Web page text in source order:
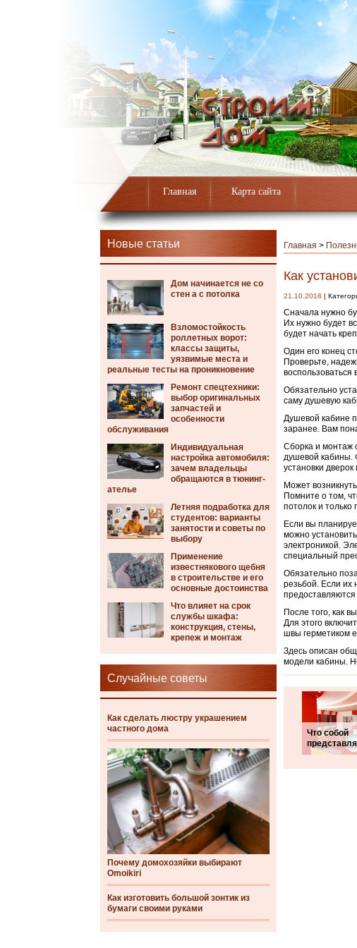
Главная Карта сайта
Новые статьи
Дом начинается не со
стен а с потолка
Взломостойкость
роллетных ворот:
классы защиты,
уязвимые места и
реальные тесты на проникновение
Ремонт спецтехники:
выбор оригинальных
запчастей и
особенности
обслуживания
Индивидуальная
настройка автомобиля:
зачем владельцы
обращаются в тюнинг-
ателье
Летняя подработка для
студентов: варианты
занятости и советы по
выбору
Применение
известнякового щебня
в строительстве и его
основные достоинства
Что влияет на срок
службы шкафа:
конструкция, стены,
крепеж и монтаж
Случайные советы
Как сделать люстру украшением
частного дома
Почему домохозяйки выбирают
Omoikiri
Как изготовить большой зонтик из
бумаги своими руками
Главная >
Как
21.10.2018 |
Сначала нужно
Их нужно будет
будет начать
Один его конец
Проверьте,
воспользоваться
Обязательно
саму душевую
Душевой кабине
заранее. Вам
Сборка и монтаж
душевой кабины.
установки
Может
Помните о том,
потолок и только
Если вы
можно
электроникой.
специальный
Обязательно
резьбой. Если их
предоставляются
После того, как
Для этого
швы герметиком
Здесь описан
модели кабины.
Что собой